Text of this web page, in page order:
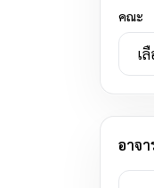
คณะ
อาจ